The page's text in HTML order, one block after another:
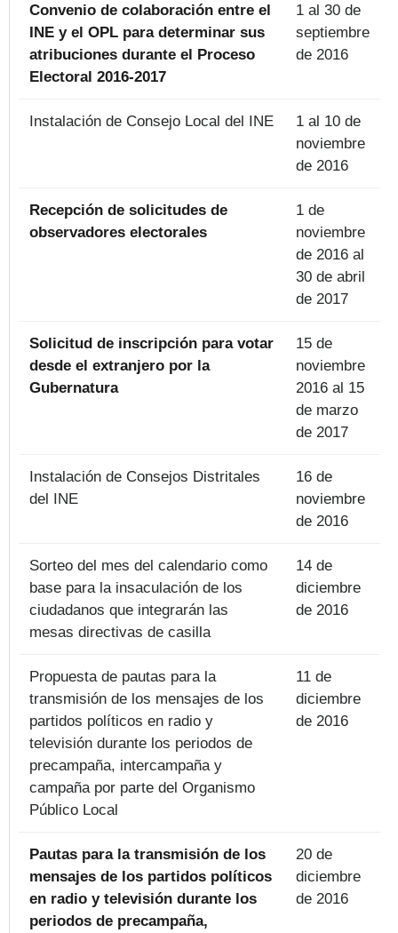
Convenio de colaboración entre el
INE y el OPL para determinar sus
atribuciones durante el Proceso
Electoral 2016-2017
1 al 30 de
septiembre
de 2016
Instalación de Consejo Local del INE
1 al 10 de
noviembre
de 2016
Recepción de solicitudes de
observadores electorales
1 de
noviembre
de 2016 al
30 de abril
de 2017
Solicitud de inscripción para votar
desde el extranjero por la
Gubernatura
15 de
noviembre
2016 al 15
de marzo
de 2017
Instalación de Consejos Distritales
del INE
16 de
noviembre
de 2016
Sorteo del mes del calendario como
base para la insaculación de los
ciudadanos que integrarán las
mesas directivas de casilla
14 de
diciembre
de 2016
Propuesta de pautas para la
transmisión de los mensajes de los
partidos políticos en radio y
televisión durante los periodos de
precampaña, intercampaña y
campaña por parte del Organismo
Público Local
11 de
diciembre
de 2016
Pautas para la transmisión de los
mensajes de los partidos políticos
en radio y televisión durante los
periodos de precampaña,
20 de
diciembre
de 2016